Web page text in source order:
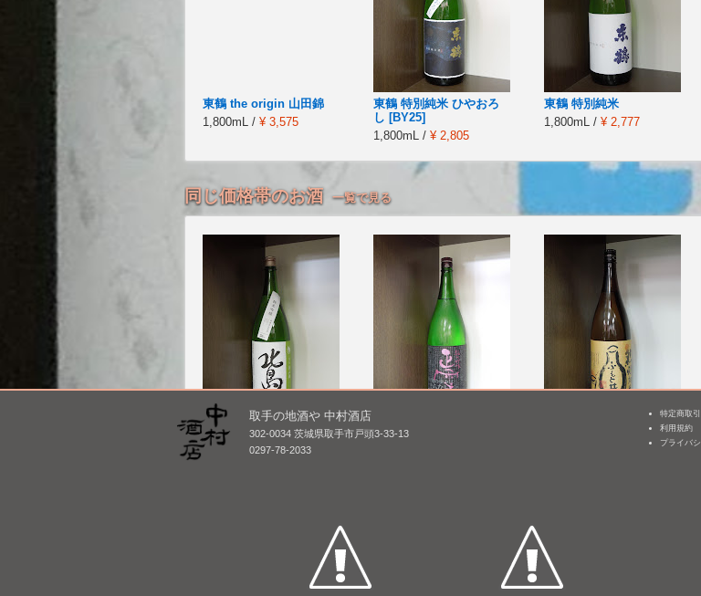
東鶴 the origin 山田錦
1,800mL / ¥ 3,575
東鶴 特別純米 ひやおろ
し [BY25]
1,800mL / ¥ 2,805
東鶴 特別純米
1,800mL / ¥ 2,777
同じ価格帯のお酒 一覧で見る
北島 純米吟醸 美山錦 無
濾過生原酒 [BY26]
正雪 純米吟醸 崎村勉
Evolution [BY26]
取手の地酒や 中村酒店
302-0034 茨城県取手市戸頭3-33-13
0297-78-2033
特定商取
利用規約
プライバ